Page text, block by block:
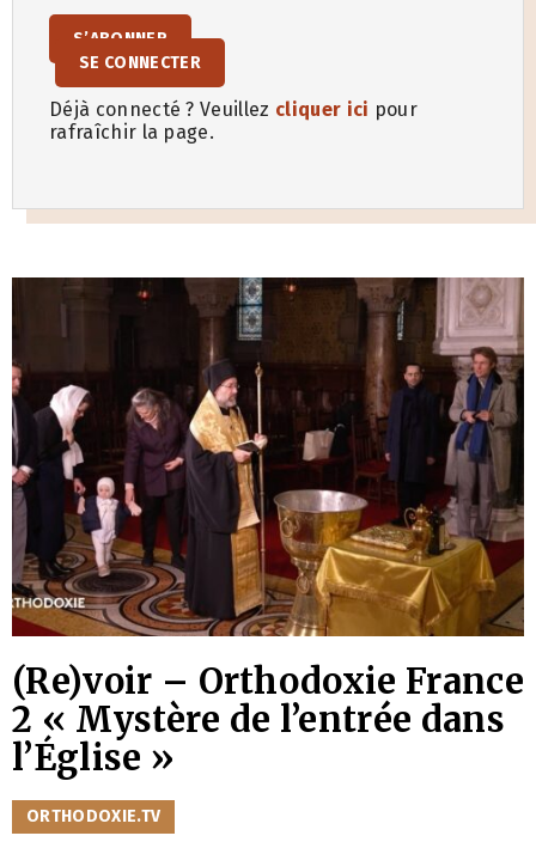
S’ABONNER
SE CONNECTER
Déjà connecté ? Veuillez cliquer ici pour
rafraîchir la page.
(Re)voir – Orthodoxie France
2 « Mystère de l’entrée dans
l’Église »
CATÉGORIES
ORTHODOXIE.TV